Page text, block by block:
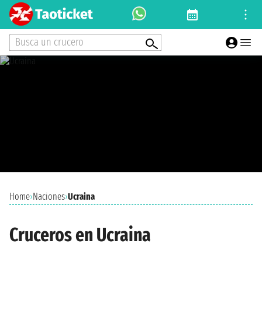
Busca un crucero
Home›Naciones›Ucraina
Cruceros en Ucraina